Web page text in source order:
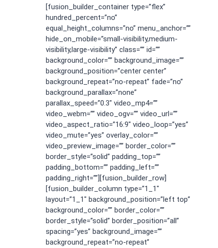
[fusion_builder_container type=”flex”
hundred_percent=”no”
equal_height_columns=”no” menu_anchor=””
hide_on_mobile=”small-visibility,medium-
visibility,large-visibility” class=”” id=””
background_color=”” background_image=””
background_position=”center center”
background_repeat=”no-repeat” fade=”no”
background_parallax=”none”
parallax_speed=”0.3″ video_mp4=””
video_webm=”” video_ogv=”” video_url=””
video_aspect_ratio=”16:9″ video_loop=”yes”
video_mute=”yes” overlay_color=””
video_preview_image=”” border_color=””
border_style=”solid” padding_top=””
padding_bottom=”” padding_left=””
padding_right=””][fusion_builder_row]
[fusion_builder_column type=”1_1″
layout=”1_1″ background_position=”left top”
background_color=”” border_color=””
border_style=”solid” border_position=”all”
spacing=”yes” background_image=””
background_repeat=”no-repeat”